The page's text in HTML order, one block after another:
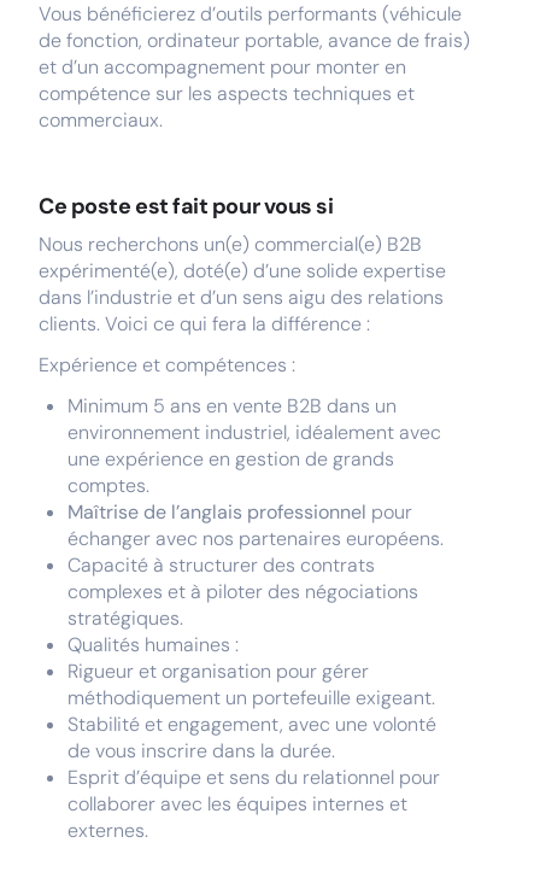
Vous bénéficierez d’outils performants (véhicule
de fonction, ordinateur portable, avance de frais)
et d’un accompagnement pour monter en
compétence sur les aspects techniques et
commerciaux.
Ce poste est fait pour vous si
Nous recherchons un(e) commercial(e) B2B
expérimenté(e), doté(e) d’une solide expertise
dans l’industrie et d’un sens aigu des relations
clients. Voici ce qui fera la différence :
Expérience et compétences :
Minimum 5 ans en vente B2B dans un
environnement industriel, idéalement avec
une expérience en gestion de grands
comptes.
Maîtrise de l’anglais professionnel pour
échanger avec nos partenaires européens.
Capacité à structurer des contrats
complexes et à piloter des négociations
stratégiques.
Qualités humaines :
Rigueur et organisation pour gérer
méthodiquement un portefeuille exigeant.
Stabilité et engagement, avec une volonté
de vous inscrire dans la durée.
Esprit d’équipe et sens du relationnel pour
collaborer avec les équipes internes et
externes.